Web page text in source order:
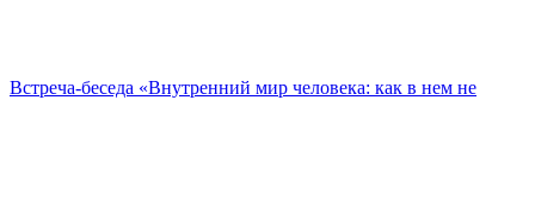
Встреча-беседа «Внутренний мир человека: как в нем не